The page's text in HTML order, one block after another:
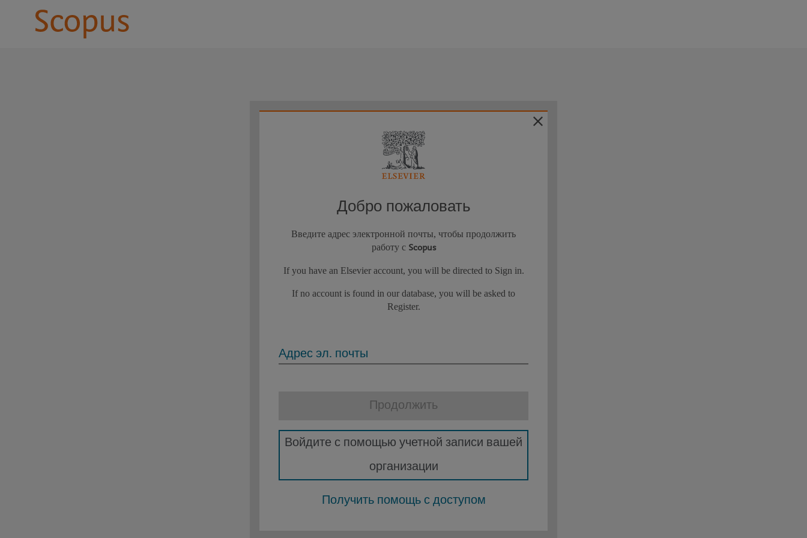
Добро пожаловать
Введите адрес электронной почты, чтобы продолжить
работу с Scopus
If you have an Elsevier account, you will be directed to Sign in.
If no account is found in our database, you will be asked to
Register.
Адрес эл. почты
Продолжить
Войдите с помощью учетной записи вашей
организации
Получить помощь с доступом